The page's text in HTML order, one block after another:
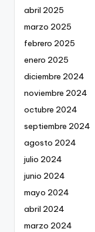
abril 2025
marzo 2025
febrero 2025
enero 2025
diciembre 2024
noviembre 2024
octubre 2024
septiembre 2024
agosto 2024
julio 2024
junio 2024
mayo 2024
abril 2024
marzo 2024